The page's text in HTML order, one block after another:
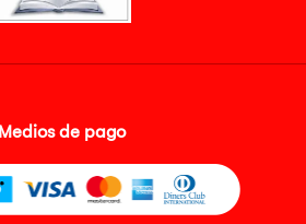
Medios de pago